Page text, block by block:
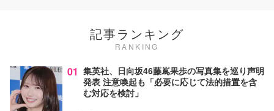
記事ランキング
RANKING
01 集英社、日向坂46藤嶌果歩の写真集を巡り声明
発表 注意喚起も「必要に応じて法的措置を含
む対応を検討」